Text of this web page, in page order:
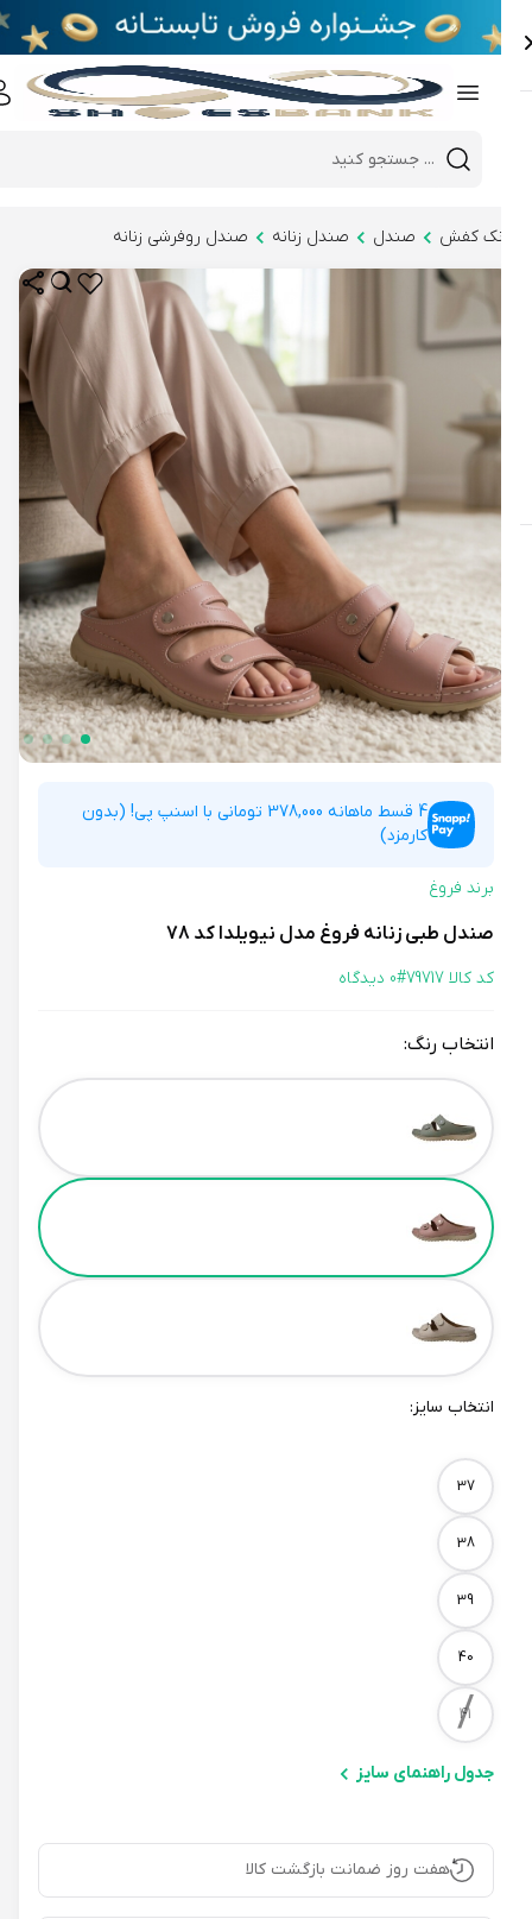
Mobile header search
e
کفش صندل صندل زنانه صندل روفرشی زنانه
4 قسط ماهانه 378,000 تومانی با اسنپ پی! (بدون
کارمزد)
برند فروغ
صندل طبی زنانه فروغ مدل نیویلدا کد 78
کد کالا 79717# 0 دیدگاه
انتخاب رنگ:
Color
انتخاب سایز:
Size
/
جدول راهنمای سایز
هفت روز ضمانت بازگشت کالا